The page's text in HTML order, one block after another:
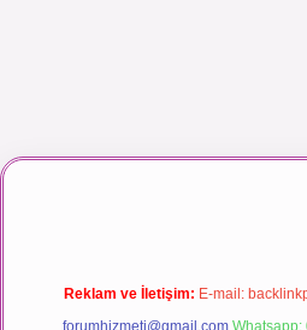
izle
Reklam ve İletişim: E-mail:
forumhizmeti@gmail.com Whatsapp: